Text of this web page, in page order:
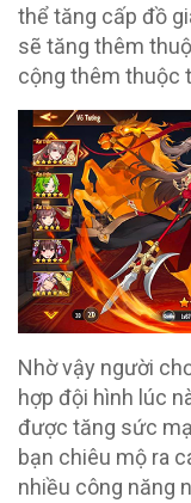
thể tăng cấp đồ
sẽ tăng thêm
cộng thêm thuộc
Nhờ vậy người
hợp đội hình lúc
được tăng sức
bạn chiêu mộ ra
nhiều công năng